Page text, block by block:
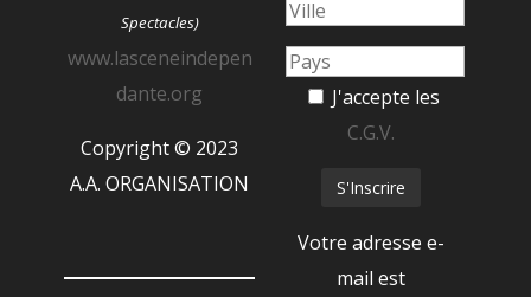
Spectacles)
www.lasceneindepen
dante.org
Copyright © 2023
A.A. ORGANISATION
J'accepte les
C.G.V.
Votre adresse e-
mail est